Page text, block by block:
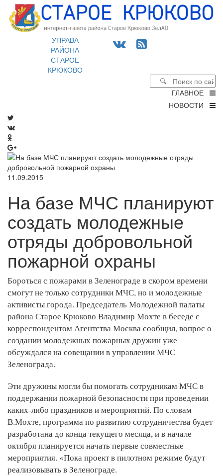
УПРАВА
РАЙОНА
СТАРОЕ
КРЮКОВО
ГЛАВНОЕ
НОВОСТИ
11.09.2015
На базе МЧС планируют
создать молодежные
отряды добровольной
пожарной охраны
Бороться с пожарами в Зеленограде в скором времени
смогут не только сотрудники МЧС, но и молодежные
активисты города. Председатель Молодежной палаты
района Старое Крюково Владимир Мохте в беседе с
корреспондентом Агентства Москва сообщил, вопрос о
создании молодежных пожарных дружин уже
обсуждался на совещании в управлении МЧС
Зеленограда.
Эти дружины могли бы помогать сотрудникам МЧС в
поддержании пожарной безопасности при проведении
каких-либо праздников и мероприятий. По словам
В.Мохте, программа по развитию сотрудничества будет
разработана до конца текущего месяца, и в начале
октября планируется начать первые совместные
мероприятия. «Пока проект в пилотном режиме будут
реализовывать в Зеленограде.